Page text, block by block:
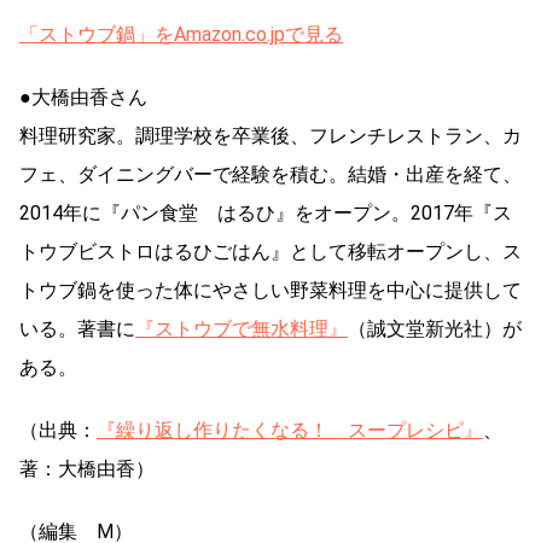
「ストウブ鍋」をAmazon.co.jpで見る
●大橋由香さん
料理研究家。調理学校を卒業後、フレンチレストラン、カ
フェ、ダイニングバーで経験を積む。結婚・出産を経て、
2014年に『パン食堂 はるひ』をオープン。2017年『ス
トウブビストロはるひごはん』として移転オープンし、ス
トウブ鍋を使った体にやさしい野菜料理を中心に提供して
いる。著書に 『ストウブで無水料理』
（誠文堂新光社）が
ある。
（出典： 『繰り返し作りたくなる！ スープレシピ』
著：大橋由香）
（編集 M）